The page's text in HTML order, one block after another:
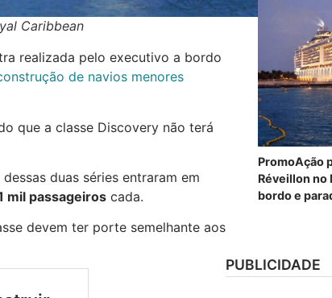
Caribbean
realizada pelo executivo a bordo
de navios menores
que a classe Discovery não terá
duas séries entraram em
mil passageiros cada.
devem ter porte semelhante aos
PromoAção
Réveillon no
bordo e
PUBLICIDADE